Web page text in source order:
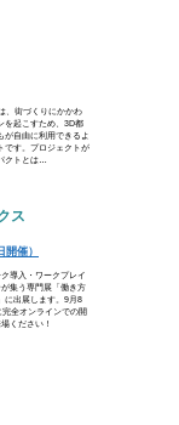
ないのに、知ってい
の連続です。どれだけ知
ーヤーの冒険」の作者で
きました。知らないこと
。
るリモートワーク×対面
る「Project PLATEAU」
ンライン」に出展（9月8